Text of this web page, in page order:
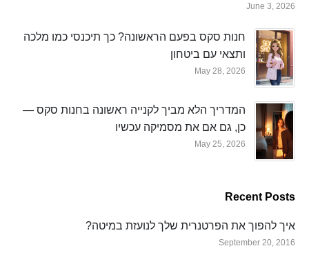
June 3, 2026
חנות סקס בפעם הראשונה? כך תיכנסי כמו מלכה
ותצאי עם ביטחון
May 28, 2026
המדריך הלא מביך לקנייה ראשונה בחנות סקס —
כן, גם אם את מסמיקה עכשיו
May 25, 2026
Recent Posts
איך להפוך את הפרטנרית שלך לנועזת במיטה?
September 20, 2016